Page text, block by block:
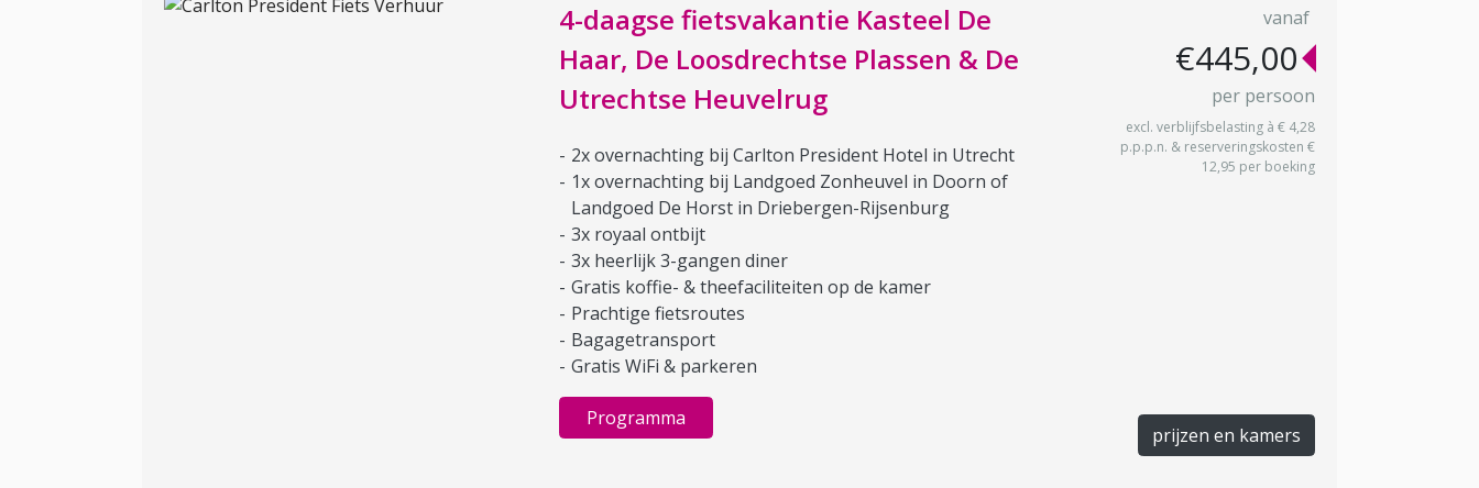
4-daagse fietsvakantie Kasteel De
Haar, De Loosdrechtse Plassen & De
Utrechtse Heuvelrug
2x overnachting bij Carlton President Hotel in Utrecht
1x overnachting bij Landgoed Zonheuvel in Doorn of
Landgoed De Horst in Driebergen-Rijsenburg
3x royaal ontbijt
3x heerlijk 3-gangen diner
Gratis koffie- & theefaciliteiten op de kamer
Prachtige fietsroutes
Bagagetransport
Gratis WiFi & parkeren
Programma
vanaf
€445,00
per persoon
excl. verblijfsbelasting à € 4,28
p.p.p.n. & reserveringskosten €
12,95 per boeking
prijzen en kamers